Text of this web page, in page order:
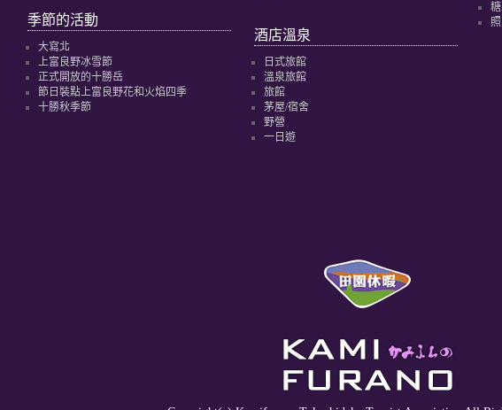
季節的活動
大寫北
上富良野冰雪節
正式開放的十勝岳
節日裝點上富良野花和火焰四季
十勝秋季節
酒店溫泉
日式旅館
溫泉旅館
旅館
茅屋/宿舍
野營
一日遊